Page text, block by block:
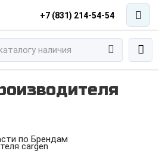
+7 (831) 214-54-54
по Брендам
cargen